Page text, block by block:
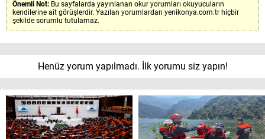
Önemli Not: Bu sayfalarda yayınlanan okur yorumları okuyucuların
kendilerine ait görüşlerdir. Yazılan yorumlardan yenikonya.com.tr hiçbir
şekilde sorumlu tutulamaz.
Henüz yorum yapılmadı. İlk yorumu siz yapın!